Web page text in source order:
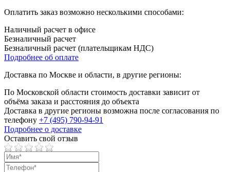
Оплатить заказ возможно несколькими способами:
Наличный расчет в офисе
Безналичный расчет
Безналичный расчет (плательщикам НДС)
Подробнее об оплате
Доставка по Москве и области, в другие регионы:
По Московской области стоимость доставки зависит от
объёма заказа и расстояния до объекта
Доставка в другие регионы возможна после согласования по
телефону +7 (495) 790-94-91
Подробнее о доставке
Оставить свой отзыв